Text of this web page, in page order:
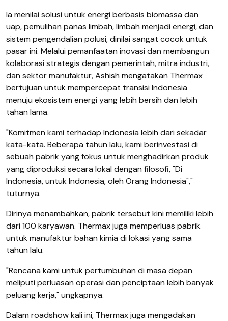
Ia menilai solusi untuk energi berbasis biomassa dan
uap, pemulihan panas limbah, limbah menjadi energi, dan
sistem pengendalian polusi, dinilai sangat cocok untuk
pasar ini. Melalui pemanfaatan inovasi dan membangun
kolaborasi strategis dengan pemerintah, mitra industri,
dan sektor manufaktur, Ashish mengatakan Thermax
bertujuan untuk mempercepat transisi Indonesia
menuju ekosistem energi yang lebih bersih dan lebih
tahan lama.
"Komitmen kami terhadap Indonesia lebih dari sekadar
kata-kata. Beberapa tahun lalu, kami berinvestasi di
sebuah pabrik yang fokus untuk menghadirkan produk
yang diproduksi secara lokal dengan filosofi, "Di
Indonesia, untuk Indonesia, oleh Orang Indonesia","
tuturnya.
Dirinya menambahkan, pabrik tersebut kini memiliki lebih
dari 100 karyawan. Thermax juga memperluas pabrik
untuk manufaktur bahan kimia di lokasi yang sama
tahun lalu.
"Rencana kami untuk pertumbuhan di masa depan
meliputi perluasan operasi dan penciptaan lebih banyak
peluang kerja," ungkapnya.
Dalam roadshow kali ini, Thermax juga mengadakan